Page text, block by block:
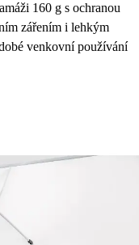
160 g s ochranou
zářením i lehkým
venkovní používání